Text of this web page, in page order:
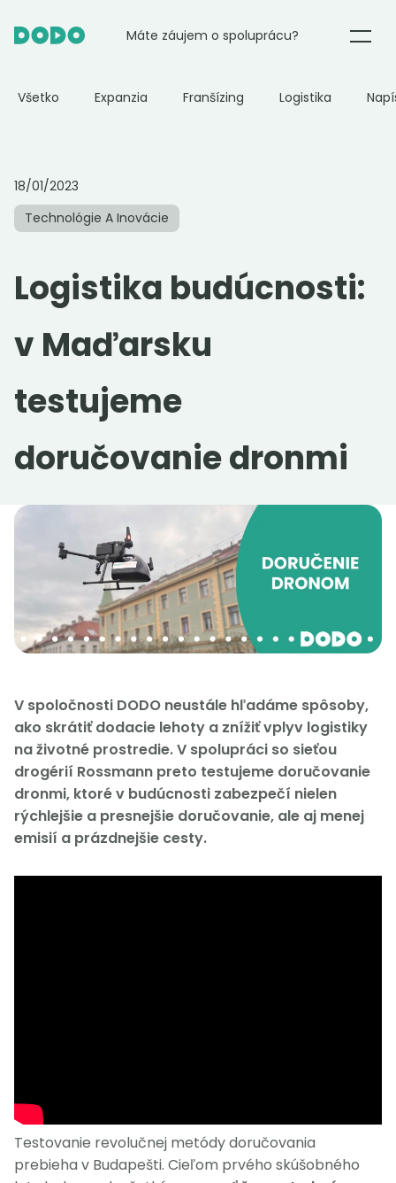
E-commerce
Reštaurácie
O nás
Práca v DODO
idodo.bg
idodo.hu
idodo.pl
idodo.de
idodo.sk
idodo.at
Máte záujem o spoluprácu?
Všetko Expanzia Franšízing Logistika
18/01/2023
Technológie A Inovácie
Logistika budúcnosti:
v Maďarsku
testujeme
doručovanie dronmi
V spoločnosti DODO neustále hľadáme spôsoby,
ako skrátiť dodacie lehoty a znížiť vplyv logistiky
na životné prostredie. V spolupráci so sieťou
drogérií Rossmann preto testujeme doručovanie
dronmi, ktoré v budúcnosti zabezpečí nielen
rýchlejšie a presnejšie doručovanie, ale aj menej
emisií a prázdnejšie cesty.
Testovanie revolučnej metódy doručovania
prebieha v Budapešti. Cieľom prvého skúšobného